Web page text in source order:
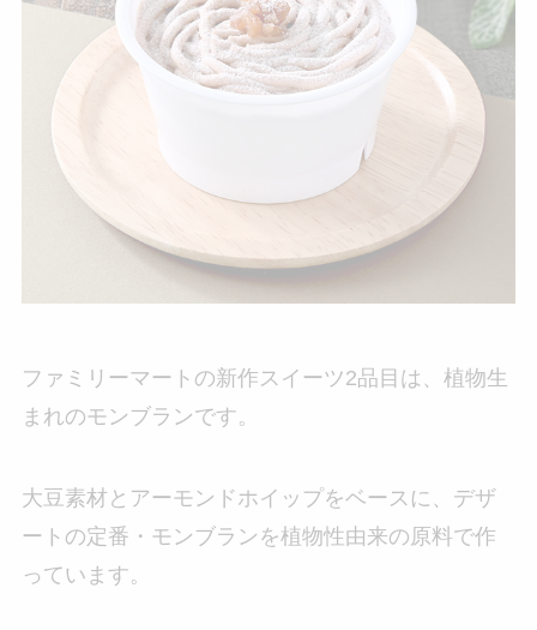
ファミリーマートの新作スイーツ2品目は、植物生
まれのモンブランです。
大豆素材とアーモンドホイップをベースに、デザ
ートの定番・モンブランを植物性由来の原料で作
っています。